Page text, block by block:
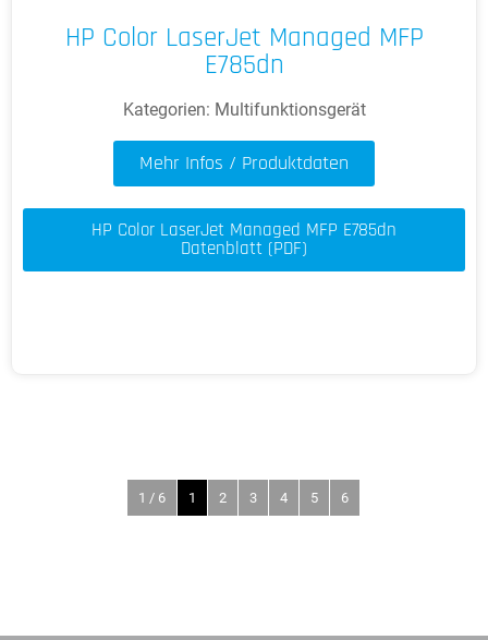
HP Color LaserJet Managed MFP
E785dn
Kategorien: Multifunktionsgerät
Mehr Infos / Produktdaten
HP Color LaserJet Managed MFP E785dn
Datenblatt (PDF)
1 / 6 1 2 3 4 5 6